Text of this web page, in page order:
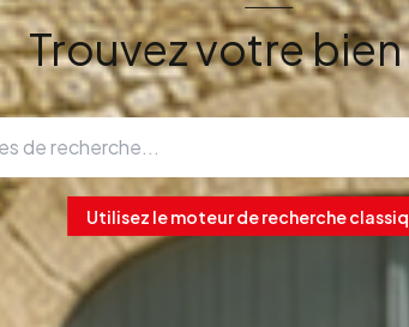
Trouvez votre
Utilisez le moteur de recherche